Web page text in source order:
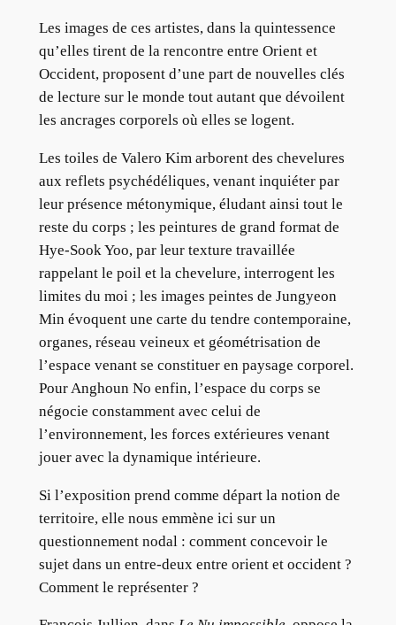
Les images de ces artistes, dans la quintessence
qu’elles tirent de la rencontre entre Orient et
Occident, proposent d’une part de nouvelles clés
de lecture sur le monde tout autant que dévoilent
les ancrages corporels où elles se logent.
Les toiles de Valero Kim arborent des chevelures
aux reflets psychédéliques, venant inquiéter par
leur présence métonymique, éludant ainsi tout le
reste du corps ; les peintures de grand format de
Hye-Sook Yoo, par leur texture travaillée
rappelant le poil et la chevelure, interrogent les
limites du moi ; les images peintes de Jungyeon
Min évoquent une carte du tendre contemporaine,
organes, réseau veineux et géométrisation de
l’espace venant se constituer en paysage corporel.
Pour Anghoun No enfin, l’espace du corps se
négocie constamment avec celui de
l’environnement, les forces extérieures venant
jouer avec la dynamique intérieure.
Si l’exposition prend comme départ la notion de
territoire, elle nous emmène ici sur un
questionnement nodal : comment concevoir le
sujet dans un entre-deux entre orient et occident ?
Comment le représenter ?